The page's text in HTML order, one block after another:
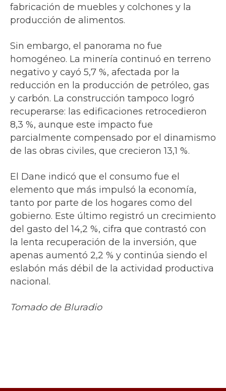
fabricación de muebles y colchones y la
producción de alimentos.
Sin embargo, el panorama no fue
homogéneo. La minería continuó en terreno
negativo y cayó 5,7 %, afectada por la
reducción en la producción de petróleo, gas
y carbón. La construcción tampoco logró
recuperarse: las edificaciones retrocedieron
8,3 %, aunque este impacto fue
parcialmente compensado por el dinamismo
de las obras civiles, que crecieron 13,1 %.
El Dane indicó que el consumo fue el
elemento que más impulsó la economía,
tanto por parte de los hogares como del
gobierno. Este último registró un crecimiento
del gasto del 14,2 %, cifra que contrastó con
la lenta recuperación de la inversión, que
apenas aumentó 2,2 % y continúa siendo el
eslabón más débil de la actividad productiva
nacional.
Tomado de Bluradio